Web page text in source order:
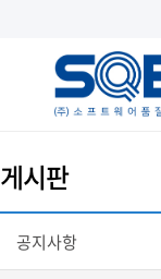
게시판
공지사항